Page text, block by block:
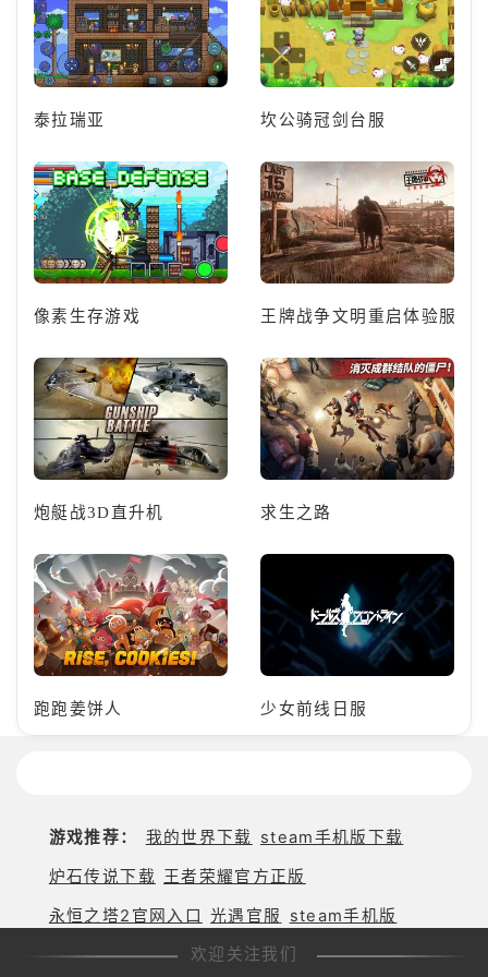
泰拉瑞亚 坎公骑冠剑台服
像素生存游戏 王牌战争文明重启体验服
炮艇战3D直升机 求生之路
跑跑姜饼人 少女前线日服
游戏推荐： 我的世界下载 steam手机版下载
炉石传说下载 王者荣耀官方正版
永恒之塔2官网入口 光遇官服
steam手机版
欢迎关注我们